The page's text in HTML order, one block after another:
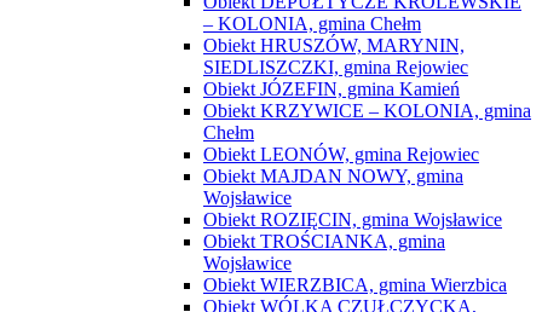
– KOLONIA, gmina Chełm
Obiekt HRUSZÓW, MARYNIN,
SIEDLISZCZKI, gmina Rejowiec
Obiekt JÓZEFIN, gmina Kamień
Obiekt KRZYWICE – KOLONIA, gmina
Chełm
Obiekt LEONÓW, gmina Rejowiec
Obiekt MAJDAN NOWY, gmina
Wojsławice
Obiekt ROZIĘCIN, gmina Wojsławice
Obiekt TROŚCIANKA, gmina
Wojsławice
Obiekt WIERZBICA, gmina Wierzbica
Obiekt WÓLKA CZUŁCZYCKA,